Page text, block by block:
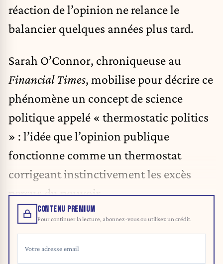
réaction de l’opinion ne relance le
balancier quelques années plus tard.
Sarah O’Connor, chroniqueuse au
Financial Times, mobilise pour décrire ce
phénomène un concept de science
politique appelé « thermostatic politics
» : l’idée que l’opinion publique
fonctionne comme un thermostat
corrigeant instinctivement les excès
perçus du pouvoir.
CONTENU PREMIUM
Pour continuer la lecture, abonnez-vous ou utilisez un crédit.